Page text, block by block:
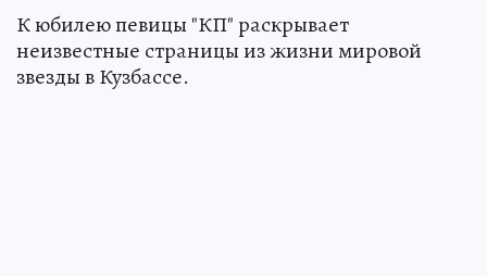
К юбилею певицы "КП" раскрывает
неизвестные страницы из жизни мировой
звезды в Кузбассе.